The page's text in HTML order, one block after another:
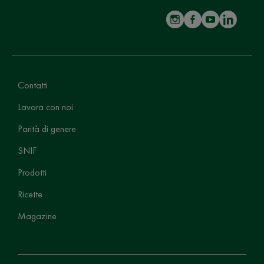
Contatti
Lavora con noi
Parità di genere
SNIF
Prodotti
Ricette
Magazine